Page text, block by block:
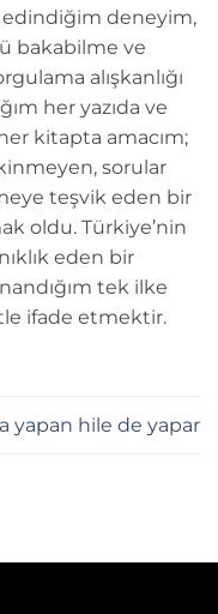
edindiğim deneyim,
bakabilme ve
alışkanlığı
her yazıda ve
kitapta amacım;
sorular
teşvik eden bir
oldu. Türkiye’nin
eden bir
tek ilke
ifade etmektir.
yapan hile de yapar